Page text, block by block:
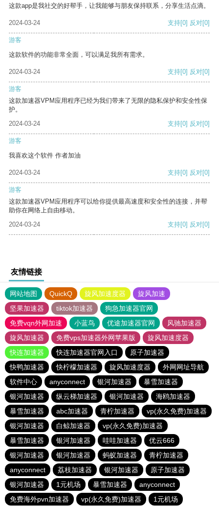
这款app是我社交的好帮手，让我能够与朋友保持联系，分享生活点滴。
2024-03-24 支持[0] 反对[0]
游客
这款软件的功能非常全面，可以满足我所有需求。
2024-03-24 支持[0] 反对[0]
游客
这款加速器VPM应用程序已经为我们带来了无限的隐私保护和安全性保
护。
2024-03-24
支持[0] 反对[0]
游客
我喜欢这个软件 作者加油
2024-03-24 支持[0] 反对[0]
游客
这款加速器VPM应用程序可以给你提供最高速度和安全性的连接，并帮
助你在网络上自由移动。
2024-03-24
支持[0] 反对[0]
友情链接
网站地图 QuickQ 旋风加速度器
旋风加速
坚果加速器
tiktok加速器
狗急加速器官网
免费vqn外网加速
小蓝鸟 优途加速器官网
风驰加速器
旋风加速器
免费vps加速器外网苹果版
旋风加速度器
快连加速器
快连加速器官网入口
原子加速器
快鸭加速器
快柠檬加速器 旋风加速度器
外网网址导航
软件中心
anyconnect 银河加速器
暴雪加速器
银河加速器
纵云梯加速器 银河加速器
海鸥加速器
暴雪加速器
abc加速器 青柠加速器
vp(永久免费)加速器
银河加速器
白鲸加速器
vp(永久免费)加速器
暴雪加速器
银河加速器 哇哇加速器
优云666
银河加速器
银河加速器 蚂蚁加速器
青柠加速器
anyconnect
荔枝加速器 银河加速器
原子加速器
银河加速器
1元机场 暴雪加速器
anyconnect
免费海外pvn加速器
vp(永久免费)加速器 1元机场